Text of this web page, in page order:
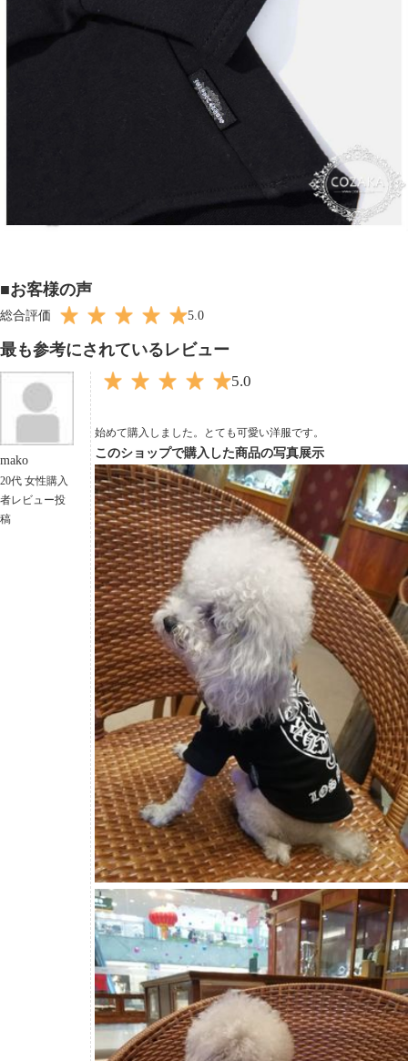
■お客様の声
総合評価 5.0
最も参考にされているレビュー
mako
20代 女性購入
者レビュー投
稿
5.0
始めて購入しました。とても可愛い洋服です。
このショップで購入した商品の写真展示